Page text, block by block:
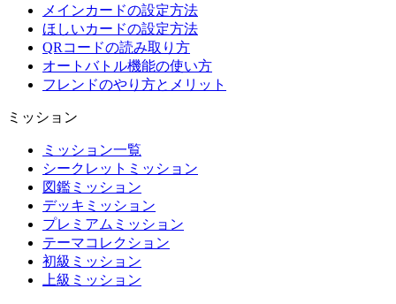
メインカードの設定方法
ほしいカードの設定方法
QRコードの読み取り方
オートバトル機能の使い方
フレンドのやり方とメリット
ミッション
ミッション一覧
シークレットミッション
図鑑ミッション
デッキミッション
プレミアムミッション
テーマコレクション
初級ミッション
上級ミッション